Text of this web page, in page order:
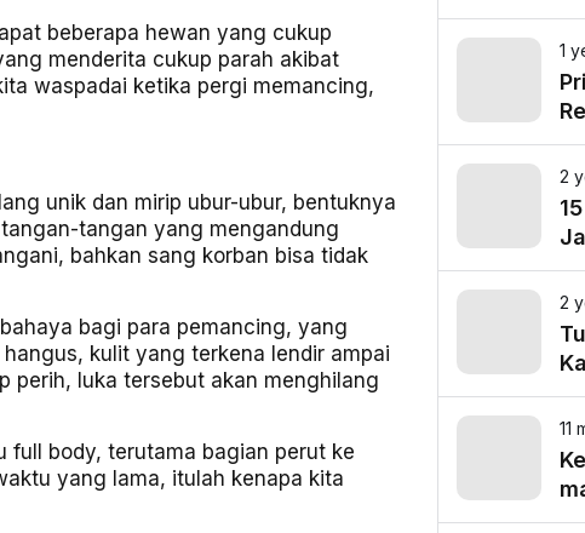
beberapa hewan yang cukup
menderita cukup parah akibat
waspadai ketika pergi memancing,
unik dan mirip ubur-ubur, bentuknya
tangan yang mengandung
bahkan sang korban bisa tidak
bagi para pemancing, yang
kulit yang terkena lendir ampai
perih, luka tersebut akan menghilang
full body, terutama bagian perut ke
yang lama, itulah kenapa kita
1
2
2
11